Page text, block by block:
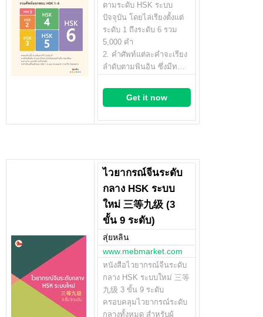
ตามระดับ HSK ระบบ
ปัจจุบัน โดยไล่เรียงตั้งแต่
ระดับ 1 ถึงระดับ 6 รวม
5,000 คำ
2. คำศัพท์แต่ละคำจะเรียง
ลำดับตามพินอิน ซึ่งมีท…
Get it now
ไวยากรณ์จีนระดับ
กลาง HSK ระบบ
ใหม่ 三等九级 (3
ขั้น 9 ระดับ)
สุ่ยหลิน
www.mebmarket.com
หนังสือไวยากรณ์จีนระดับ
กลาง HSK ระบบใหม่ 三等
九级 3 ขั้น 9 ระดับ
ครอบคลุมไวยากรณ์ระดับ
กลางทั้งหมด สำหรับผู้